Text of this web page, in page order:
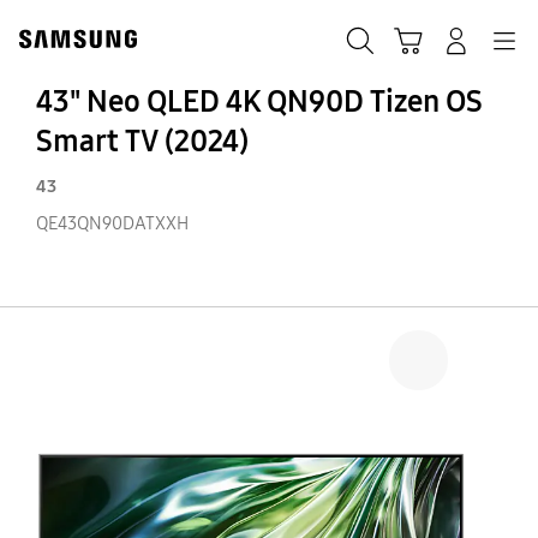
content
accessibility
43" Neo QLED 4K QN90D Tizen OS
Smart TV (2024)
43
QE43QN90DATXXH